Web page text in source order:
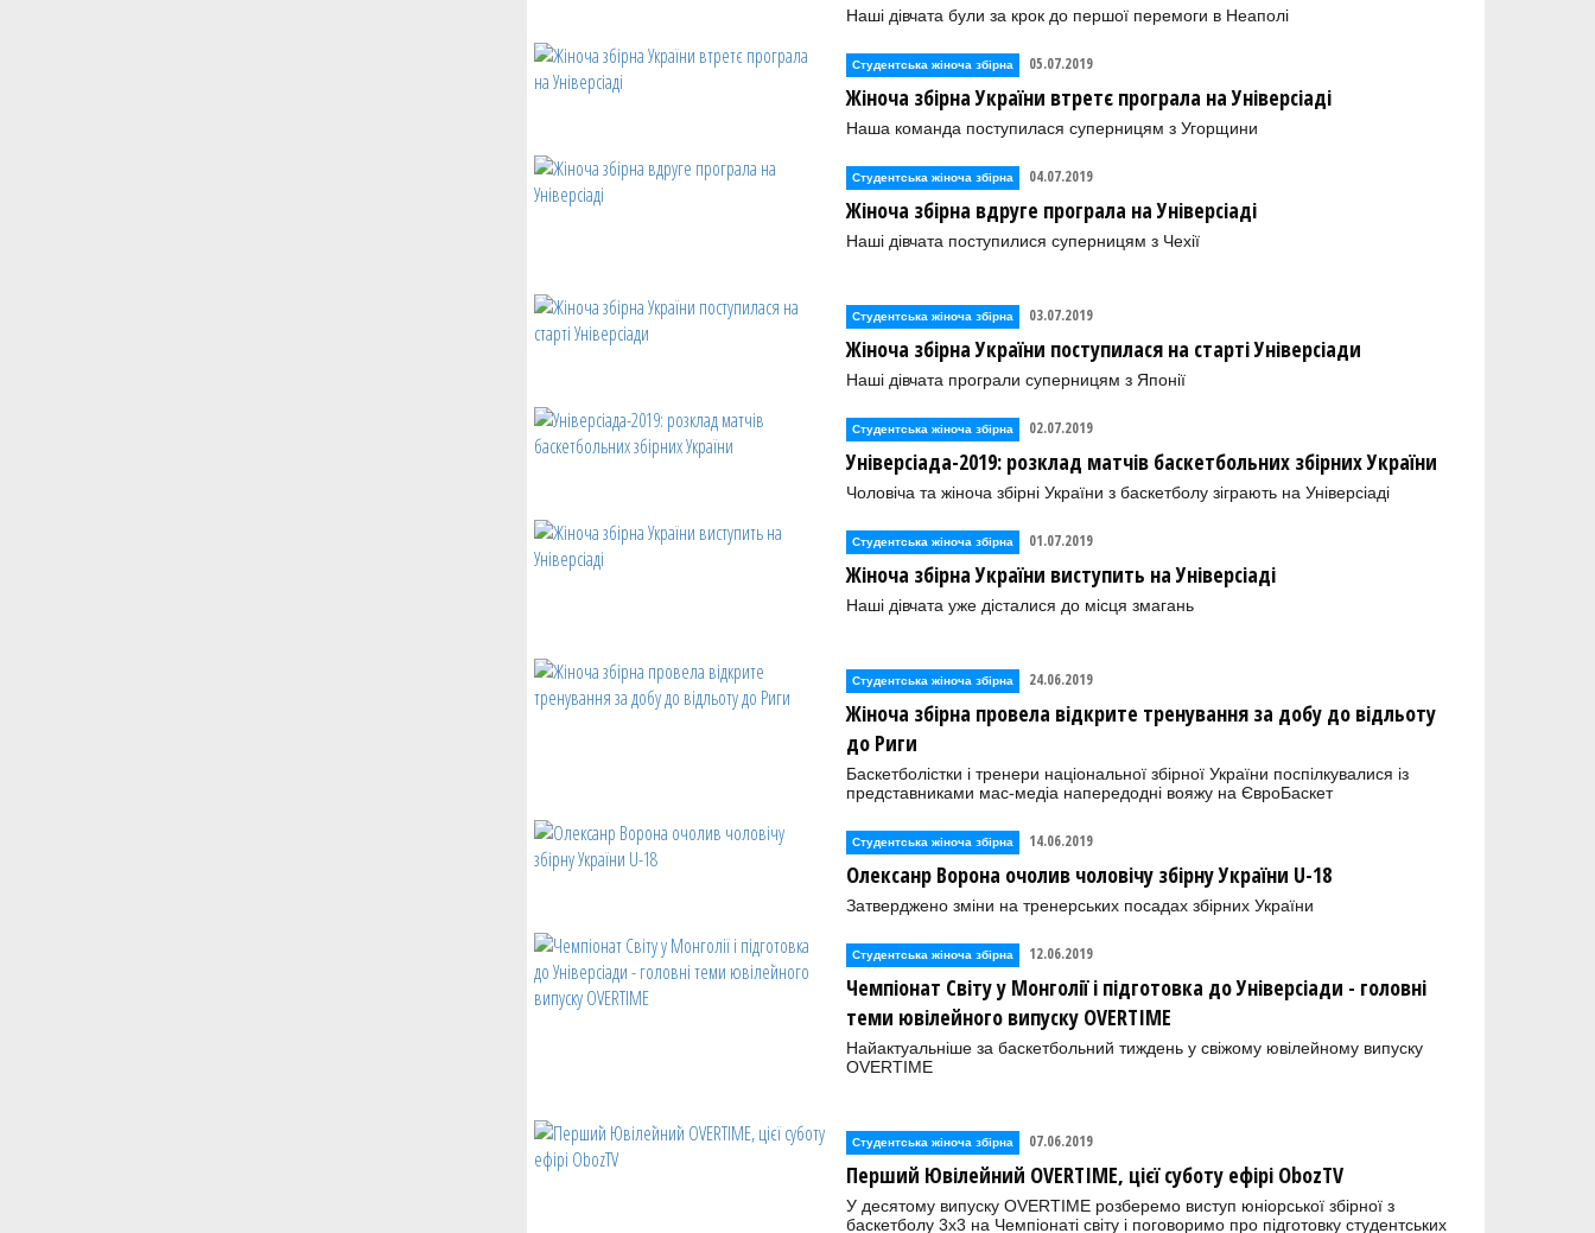
Наші дівчата були за крок до першої перемоги в Неаполі
Студентська жіноча збірна 05.07.2019
Жіноча збірна України втретє програла на Універсіаді
Наша команда поступилася суперницям з Угорщини
Студентська жіноча збірна 04.07.2019
Жіноча збірна вдруге програла на Універсіаді
Наші дівчата поступилися суперницям з Чехії
Студентська жіноча збірна 03.07.2019
Жіноча збірна України поступилася на старті Універсіади
Наші дівчата програли суперницям з Японії
Студентська жіноча збірна 02.07.2019
Універсіада-2019: розклад матчів баскетбольних збірних України
Чоловіча та жіноча збірні України з баскетболу зіграють на Універсіаді
Студентська жіноча збірна 01.07.2019
Жіноча збірна України виступить на Універсіаді
Наші дівчата уже дісталися до місця змагань
Студентська жіноча збірна 24.06.2019
Жіноча збірна провела відкрите тренування за добу до відльоту
до Риги
Баскетболістки і тренери національної збірної України поспілкувалися із
представниками мас-медіа напередодні вояжу на ЄвроБаскет
Студентська жіноча збірна 14.06.2019
Олексанр Ворона очолив чоловічу збірну України U-18
Затверджено зміни на тренерських посадах збірних України
Студентська жіноча збірна 12.06.2019
Чемпіонат Світу у Монголії і підготовка до Універсіади - головні
теми ювілейного випуску OVERTIME
Найактуальнiше за баскетбольний тиждень у свіжому ювілейному випуску
OVERTIME
Студентська жіноча збірна 07.06.2019
Перший Ювілейний OVERTIME, цієї суботу ефірі ObozTV
У десятому випуску OVERTIME розберемо виступ юніорської збірної з
баскетболу 3х3 на Чемпіонаті світу і поговоримо про підготовку студентських